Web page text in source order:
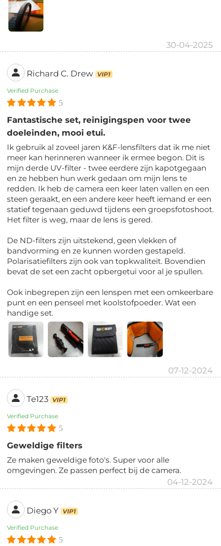
30-04-2025
Richard C. Drew VIP1
Verified Purchase
5
Fantastische set, reinigingspen voor twee
doeleinden, mooi etui.
Ik gebruik al zoveel jaren K&F-lensfilters dat ik me niet
meer kan herinneren wanneer ik ermee begon. Dit is
mijn derde UV-filter - twee eerdere zijn kapotgegaan
en ze hebben hun werk gedaan om mijn lens te
redden. Ik heb de camera een keer laten vallen en een
steen geraakt, en een andere keer heeft iemand er een
statief tegenaan geduwd tijdens een groepsfotoshoot.
Het filter is weg, maar de lens is gered.
De ND-filters zijn uitstekend, geen vlekken of
bandvorming en ze kunnen worden gestapeld.
Polarisatiefilters zijn ook van topkwaliteit. Bovendien
bevat de set een zacht opbergetui voor al je spullen.
Ook inbegrepen zijn een lenspen met een omkeerbare
punt en een penseel met koolstofpoeder. Wat een
handige set.
07-12-2024
Te123 VIP1
Verified Purchase
5
Geweldige filters
Ze maken geweldige foto's. Super voor alle
omgevingen. Ze passen perfect bij de camera.
04-12-2024
Diego Y VIP1
Verified Purchase
5